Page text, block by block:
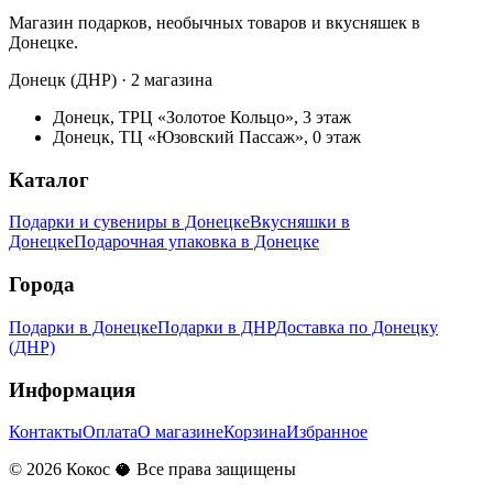
Магазин подарков, необычных товаров и вкусняшек в
Донецке.
Донецк (ДНР) · 2 магазина
Донецк, ТРЦ «Золотое Кольцо», 3 этаж
Донецк, ТЦ «Юзовский Пассаж», 0 этаж
Каталог
Подарки и сувениры в ДонецкеВкусняшки в
ДонецкеПодарочная упаковка в Донецке
Города
Подарки в ДонецкеПодарки в ДНРДоставка по Донецку
(ДНР)
Информация
КонтактыОплатаО магазинеКорзинаИзбранное
© 2026 Кокос 🥥 Все права защищены